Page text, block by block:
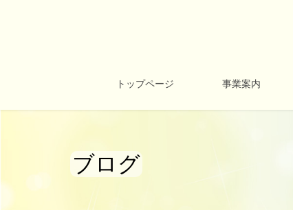
トップページ 事業案内
ブログ